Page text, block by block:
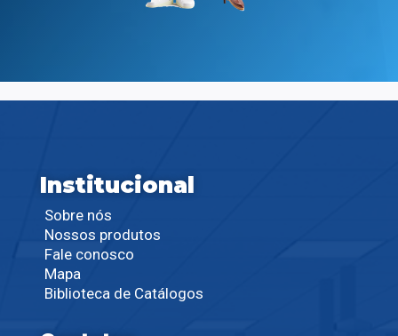
Institucional
Sobre nós
Nossos produtos
Fale conosco
Mapa
Biblioteca de Catálogos